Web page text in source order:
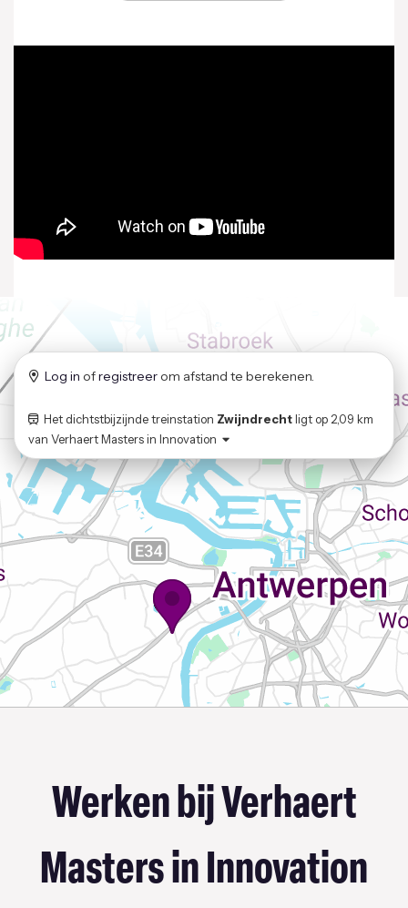
Log in ofregistreerom afstand te berekenen.
Het dichtstbijzijnde treinstation Zwijndrechtligt op 2,09 km
van Verhaert Masters in Innovation
Werken bij Verhaert
Masters in Innovation